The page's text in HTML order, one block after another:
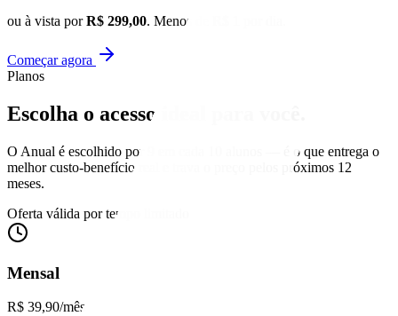
ou à vista porR$ 299,00. Menos de R$ 1 por dia.
Começar agora
Planos
Escolha o acesso
O Anual é escolhido por 9 em cada 10 alunos — é o que entrega o
melhor custo-benefício real e trava o preço pelos próximos 12
meses.
Oferta válida por tempo limitado
Mensal
R$ 39,90/mês